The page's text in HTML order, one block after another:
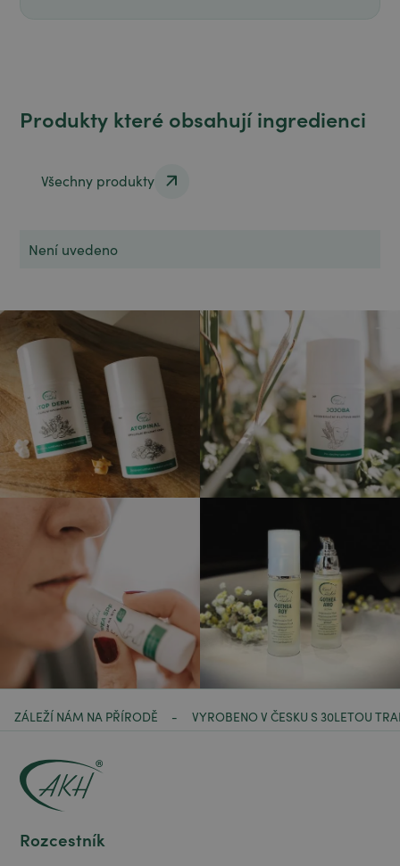
Produkty které obsahují ingredienci
Všechny produkty
Není uvedeno
ZÁLEŽÍ NÁM NA PŘÍRODĚ - VYROBENO V ČESKU S 30LETOU
Rozcestník